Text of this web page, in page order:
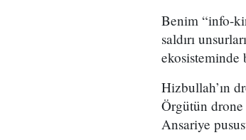
Benim “info-
saldırı
ekosisteminde
Hizbullah’ın
Örgütün drone
Ansariye